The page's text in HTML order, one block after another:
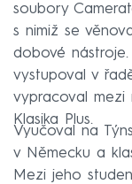
soubory
s nimiž se
dobové nástroje.
vystupoval v
vypracoval mezi
Klasika Plus.
Vyučoval na
v Německu a
Mezi jeho